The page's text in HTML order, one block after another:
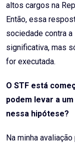
altos cargos na
Então, essa
sociedade contra
significativa, mas
for executada.
O STF está
podem levar a
nessa hipótese?
Na minha